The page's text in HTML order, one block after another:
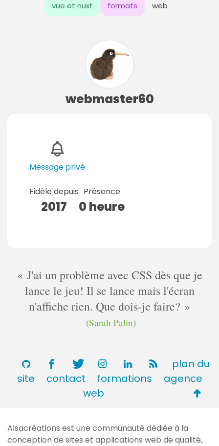
vue et nuxt formats web
webmaster60
Message privé
Fidèle depuis
2017
Présence
0 heure
J'ai un problème avec CSS dès que je
lance le jeu! Il se lance mais l'écran
n'affiche rien. Que dois-je faire?
(Sarah Palin)
plan du
site
contact formations
agence
web
de
Alsacréations est une communauté dédiée à la
conception de sites et applications web de qualité,